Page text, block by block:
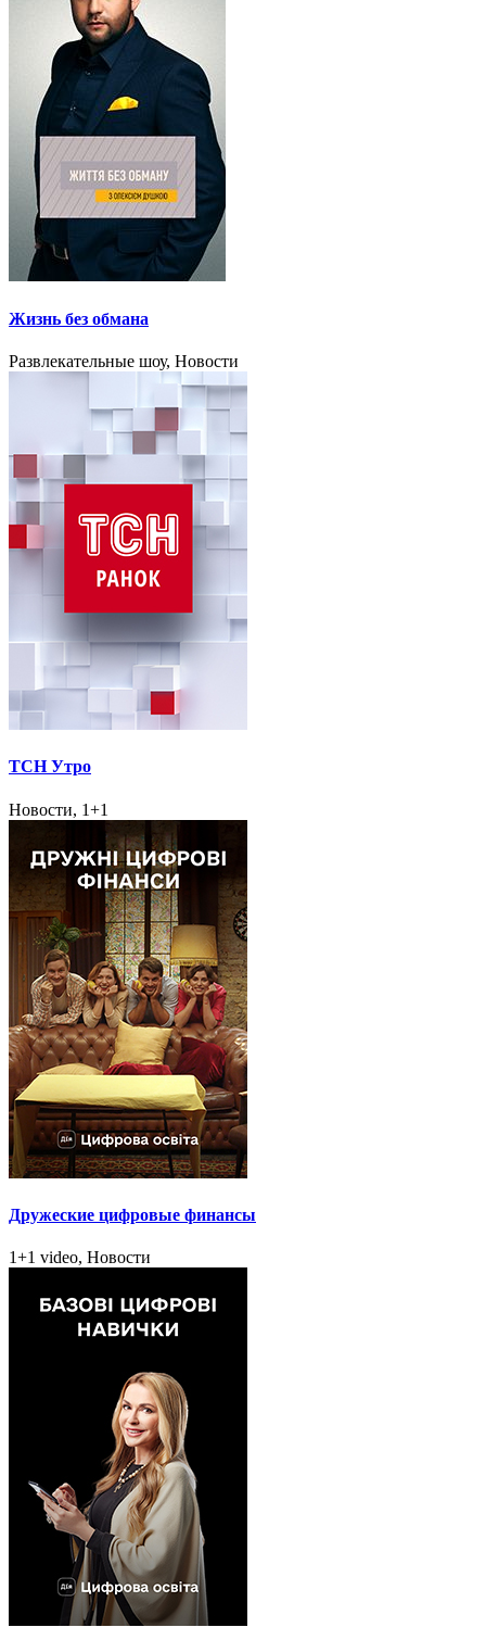
Жизнь без обмана
Развлекательные шоу, Новости
ТСН Утро
Новости, 1+1
Дружеские цифровые финансы
1+1 video, Новости